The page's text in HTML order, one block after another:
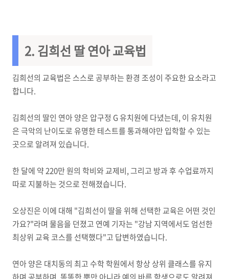
2. 김희선 딸 연아 교육법
김희선의 교육법은 스스로 공부하는 환경 조성이 주요한 요소라고
합니다.
김희선의 딸인 연아 양은 압구정 G 유치원에 다녔는데, 이 유치원
은 극악의 난이도로 유명한 테스트를 통과해야만 입학할 수 있는
곳으로 알려져 있습니다.
한 달에 약 220만 원의 학비와 교제비, 그리고 방과 후 수업료까지
따로 지불하는 것으로 전해졌습니다.
오상진은 이에 대해 "김희선이 딸을 위해 선택한 교육은 어떤 것인
가요?"라며 물음을 던졌고 연예 기자는 "강남 지역에서도 엄선한
최상위 교육 코스를 선택했다"고 답변하였습니다.
연아 양은 대치동의 최고 수학 학원에서 항상 상위 클래스를 유지